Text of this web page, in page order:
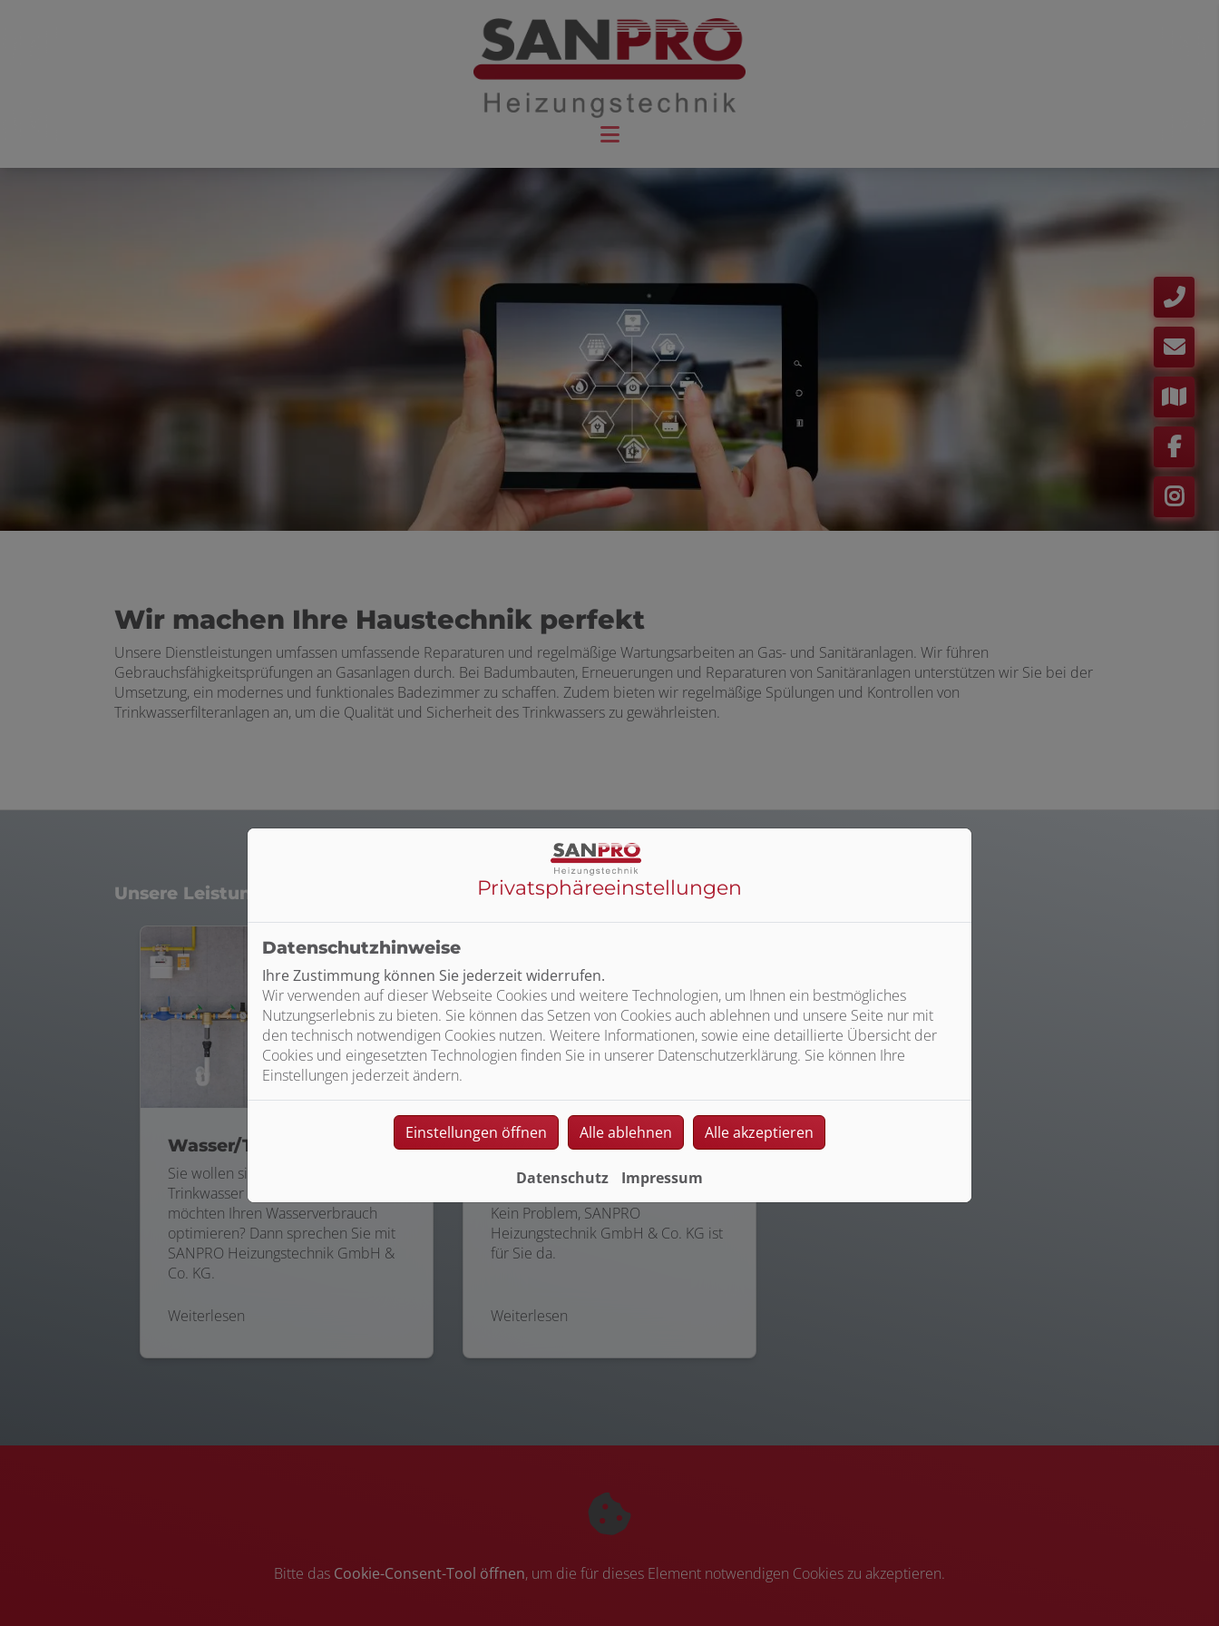
Wir machen Ihre Haustechnik perfekt
Unsere Dienstleistungen umfassen umfassende Reparaturen und regelmäßige Wartungsarbeiten an Gas- und Sanitäranlagen. Wir führen
Gebrauchsfähigkeitsprüfungen an Gasanlagen durch. Bei Badumbauten, Erneuerungen und Reparaturen von Sanitäranlagen unterstützen wir Sie bei der
Umsetzung, ein modernes und funktionales Badezimmer zu schaffen. Zudem bieten wir regelmäßige Spülungen und Kontrollen von
Trinkwasserfilteranlagen an, um die Qualität und Sicherheit des Trinkwassers zu gewährleisten.
Unsere Leistungen im Bereich Haustechnik
Wasser/Trinkwasser
Sie wollen sicher sein, dass Ihr
Trinkwasser immer sauber ist oder
möchten Ihren Wasserverbrauch
optimieren? Dann sprechen Sie mit
SANPRO Heizungstechnik GmbH &
Co. KG.
Weiterlesen
Service Haustechnik
Ein Wasserschaden, ein Leck in einer
Leitung oder ein verstopfter Abfluss?
Kein Problem, SANPRO
Heizungstechnik GmbH & Co. KG ist
für Sie da.
Weiterlesen
Bitte das Cookie-Consent-Tool öffnen, um die für dieses Element notwendigen Cookies zu akzeptieren.
Privatsphäre­einstellungen
Datenschutzhinweise
Ihre Zustimmung können Sie jederzeit widerrufen.
Wir verwenden auf dieser Webseite Cookies und weitere Technologien, um Ihnen ein bestmögliches
Nutzungserlebnis zu bieten. Sie können das Setzen von Cookies auch ablehnen und unsere Seite nur mit
den technisch notwendigen Cookies nutzen. Weitere Informationen, sowie eine detaillierte Übersicht der
Cookies und eingesetzten Technologien finden Sie in unserer Datenschutzerklärung. Sie können Ihre
Einstellungen jederzeit ändern.
Einstellungen öffnen Alle ablehnen Alle akzeptieren
Datenschutz Impressum